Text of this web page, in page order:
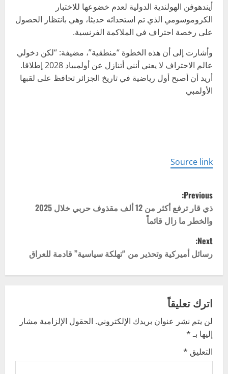
أيندهوفن الهولندية الدولية لعدم خضوعها للاختبار
الكروموسومي الذي تم استحداثه حديثا، وهي بانتظار الحصول
على رخصة احتراف في الملاكمة الفرنسية.
وأشارت إلى أن هذه الخطوة “منطقية”، مضيفة: “لكن دخولي
عالم الاحتراف لا يعني أنني أتنازل عن أولمبياد 2028 إطلاقا.
أريد أن أصبح أول رياضية في تاريخ الجزائر تحافظ على لقبها
الأولمبي
Source link
P
o
s
t
n
a
v
i
g
Previous:
ذي قار ترفع أكثر من 12 ألف مقذوف حربي خلال 2025
والخطر ما زال قائماً
Next:
رسائل أميركية وتحذير من “تهلكة سياسية” قادمة للعراق
اترك تعليقاً
لن يتم نشر عنوان بريدك الإلكتروني. الحقول الإلزامية مشار
إليها بـ*
التعليق *